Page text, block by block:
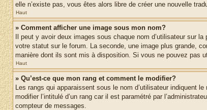
elle n’existe pas, vous êtes alors libre de créer une nouvelle
Haut
» Comment afficher une image sous mon nom?
Il peut y avoir deux images sous chaque nom d’utilisateur sur
votre statut sur le forum. La seconde, une image plus grande,
manière dont ils sont mis à disposition. Si vous ne pouvez pas
Haut
» Qu’est-ce que mon rang et comment le modifier?
Les rangs qui apparaissent sous le nom d’utilisateur indiquent
modifier l’intitulé d’un rang car il est paramétré par
compteur de messages.